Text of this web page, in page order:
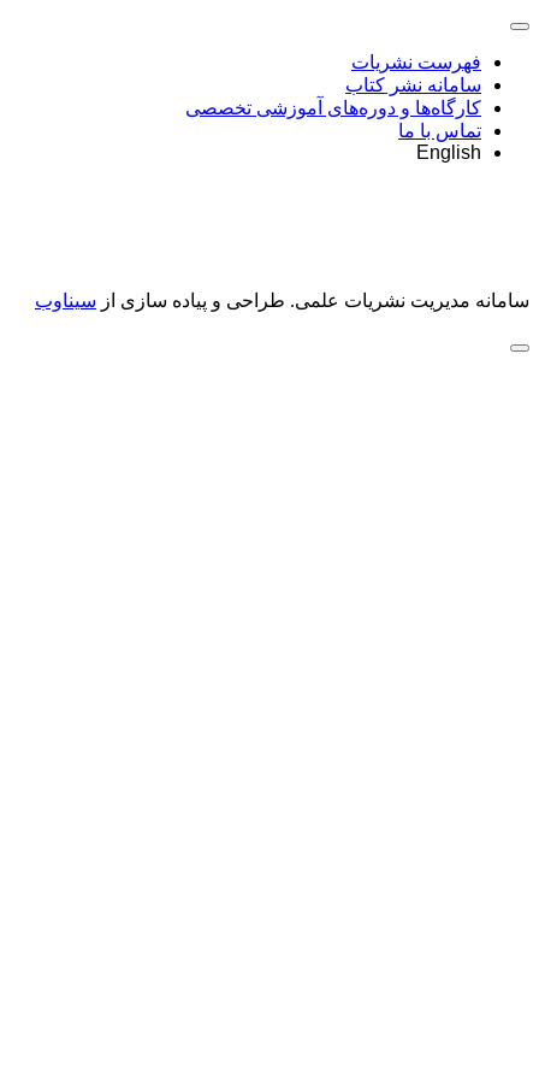
فهرست نشریات
سامانه نشر کتاب
کارگاه‌ها و دوره‌های آموزشی تخصصی
تماس با ما
English
سامانه مدیریت نشریات علمی. طراحی و پیاده سازی از سیناوب